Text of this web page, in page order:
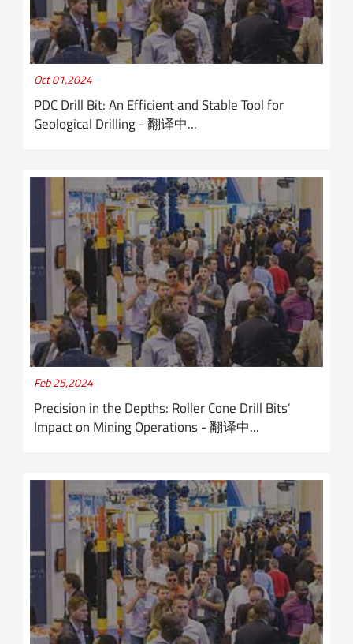
Oct 01,2024
PDC Drill Bit: An Efficient and Stable Tool for
Geological Drilling - 翻译中...
Feb 25,2024
Precision in the Depths: Roller Cone Drill Bits'
Impact on Mining Operations - 翻译中...